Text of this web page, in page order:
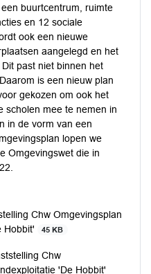
buurtcentrum, ruimte
en 12 sociale
ook een nieuwe
aangelegd en het
past niet binnen het
is een nieuw plan
gekozen om ook het
scholen mee te nemen in
in de vorm van een
lopen we
Omgevingswet die in
Chw Omgevingsplan
Hobbit'
45 KB
Chw
'De Hobbit'